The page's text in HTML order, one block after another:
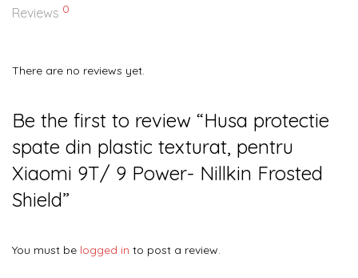
Reviews 0
There are no reviews yet.
Be the first to review “Husa protectie
spate din plastic texturat, pentru
Xiaomi 9T/ 9 Power- Nillkin Frosted
Shield”
You must be logged in to post a review.